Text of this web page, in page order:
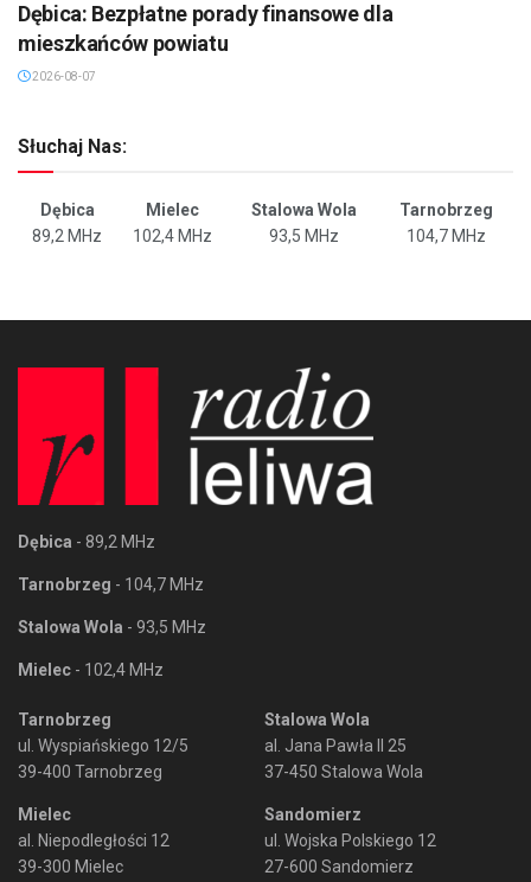
Dębica: Bezpłatne porady finansowe dla
mieszkańców powiatu
2026-08-07
Słuchaj Nas:
Dębica Mielec Stalowa Wola
Tarnobrzeg
89,2 MHz
102,4 MHz 93,5 MHz 104,7 MHz
Dębica - 89,2 MHz
Tarnobrzeg - 104,7 MHz
Stalowa Wola - 93,5 MHz
Mielec - 102,4 MHz
Tarnobrzeg
ul. Wyspiańskiego 12/5
39-400 Tarnobrzeg
Mielec
al. Niepodległości 12
39-300 Mielec
Stalowa Wola
al. Jana Pawła II 25
37-450 Stalowa Wola
Sandomierz
ul. Wojska Polskiego 12
27-600 Sandomierz